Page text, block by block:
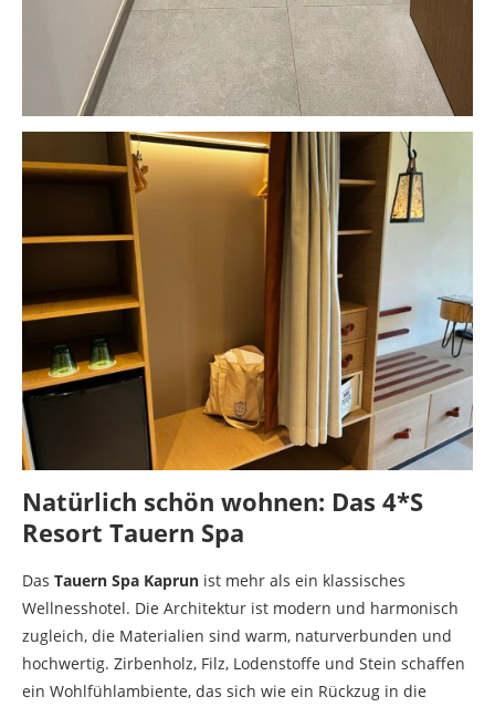
Natürlich schön wohnen: Das 4*S
Resort Tauern Spa
Das Tauern Spa Kaprun ist mehr als ein klassisches
Wellnesshotel. Die Architektur ist modern und harmonisch
zugleich, die Materialien sind warm, naturverbunden und
hochwertig. Zirbenholz, Filz, Lodenstoffe und Stein schaffen
ein Wohlfühlambiente, das sich wie ein Rückzug in die